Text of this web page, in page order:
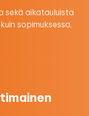
sekä aikatauluista
sopimuksessa.